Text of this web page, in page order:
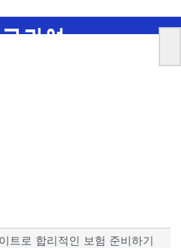
트로 합리적인 보험 준비하기